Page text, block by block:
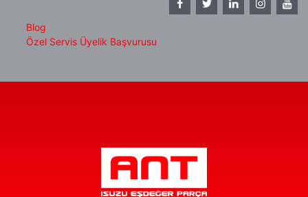
Blog
Özel Servis Üyelik Başvurusu